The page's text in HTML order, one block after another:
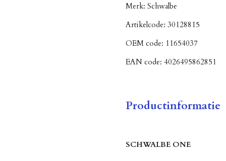
Merk: Schwalbe
Artikelcode: 30128815
OEM code: 11654037
EAN code: 4026495862851
Productinformatie
SCHWALBE ONE